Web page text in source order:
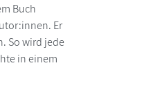
Buch
Er
So wird jede
in einem